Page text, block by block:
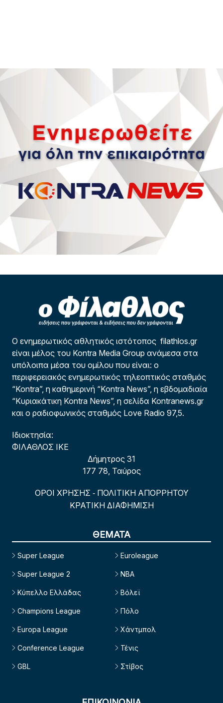
Ο ενημερωτικός αθλητικός ιστότοπος filathlos.gr
είναι μέλος του Kontra Media Group ανάμεσα στα
υπόλοιπα μέσα του ομίλου που είναι: ο
περιφερειακός ενημερωτικός τηλεοπτικός σταθμός
“Kontra”, η καθημερινή “Kontra News”, η εβδομαδιαία
“Κυριακάτικη Kontra News”, η σελίδα Kontranews.gr
και ο ραδιοφωνικός σταθμός Love Radio 97,5.
Ιδιοκτησία:
ΦΙΛΑΘΛΟΣ ΙΚΕ
Δήμητρος 31
177 78, Ταύρος
ΟΡΟΙ ΧΡΗΣΗΣ - ΠΟΛΙΤΙΚΗ ΑΠΟΡΡΗΤΟΥ
ΚΡΑΤΙΚΗ ΔΙΑΦΗΜΙΣΗ
ΘΕΜΑΤΑ
Super League
Super League 2
Κύπελλο Ελλάδας
Champions League
Europa League
Conference League
GBL
Euroleague
NBA
Βόλεϊ
Πόλο
Χάντμπολ
Τένις
Στίβος